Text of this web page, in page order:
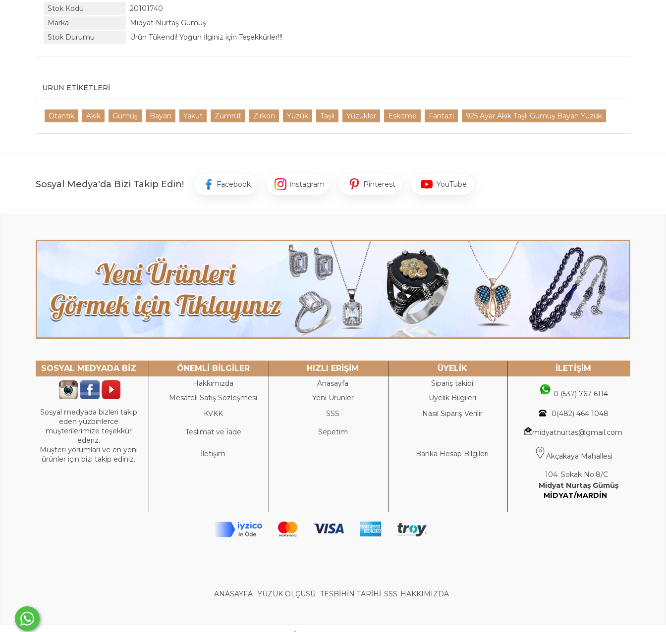
Stok Kodu
20101740
Marka
Midyat Nurtaş Gümüş
Stok Durumu
Ürün Tükendi! Yoğun İlginiz için Teşekkürler!!!
ÜRÜN ETIKETLERI
Otantik Akik Gümüş Bayan Yakut Zümrüt Zirkon Yüzük Taşlı Yüzükler Eskitme Fantazi 925 Ayar Akik Taşlı Gümüş Bayan Yüzük
Sosyal Medya'da Bizi Takip Edin! Facebook İnstagram Pinterest YouTube
SOSYAL MEDYADA BİZ ÖNEMLİ BİLGİLER HIZLI ERİŞİM ÜYELİK İLETİŞİM
Hakkımızda Anasayfa
Sipariş takibi
0 (537) 767 6114
Mesafeli Satış Sözleşmesi Yeni Ürünler
Üyelik Bilgileri
Sosyal medyada bizleri takip
eden yüzbinlerce
müşterilerimize teşekkür
ederiz.
Müşteri yorumları ve en yeni
ürünler için bizi takip ediniz.
KVKK SSS Nasıl Sipariş Verilir 0(482) 464 1048
Teslimat ve İade Sepetim midyatnurtas@gmail.com
İletişim Banka Hesap Bilgileri Akçakaya Mahallesi
104. Sokak No:8/C
Midyat Nurtaş Gümüş
MİDYAT/MARDİN
ANASAYFA YÜZÜK ÖLÇÜSÜ TESBİHİN TARİHİ SSS HAKKIMIZDA